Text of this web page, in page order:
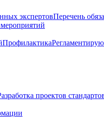
экспертовПеречень
Профилактика
проектов